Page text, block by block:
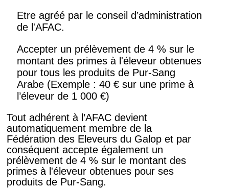
Etre agréé par le conseil d’administration
de l'AFAC.
Accepter un prélèvement de 4 % sur le
montant des primes à l'éleveur obtenues
pour tous les produits de Pur-Sang
Arabe (Exemple : 40 € sur une prime à
l’éleveur de 1 000 €)
Tout adhérent à l’AFAC devient
automatiquement membre de la
Fédération des Eleveurs du Galop et par
conséquent accepte également un
prélèvement de 4 % sur le montant des
primes à l'éleveur obtenues pour ses
produits de Pur-Sang.